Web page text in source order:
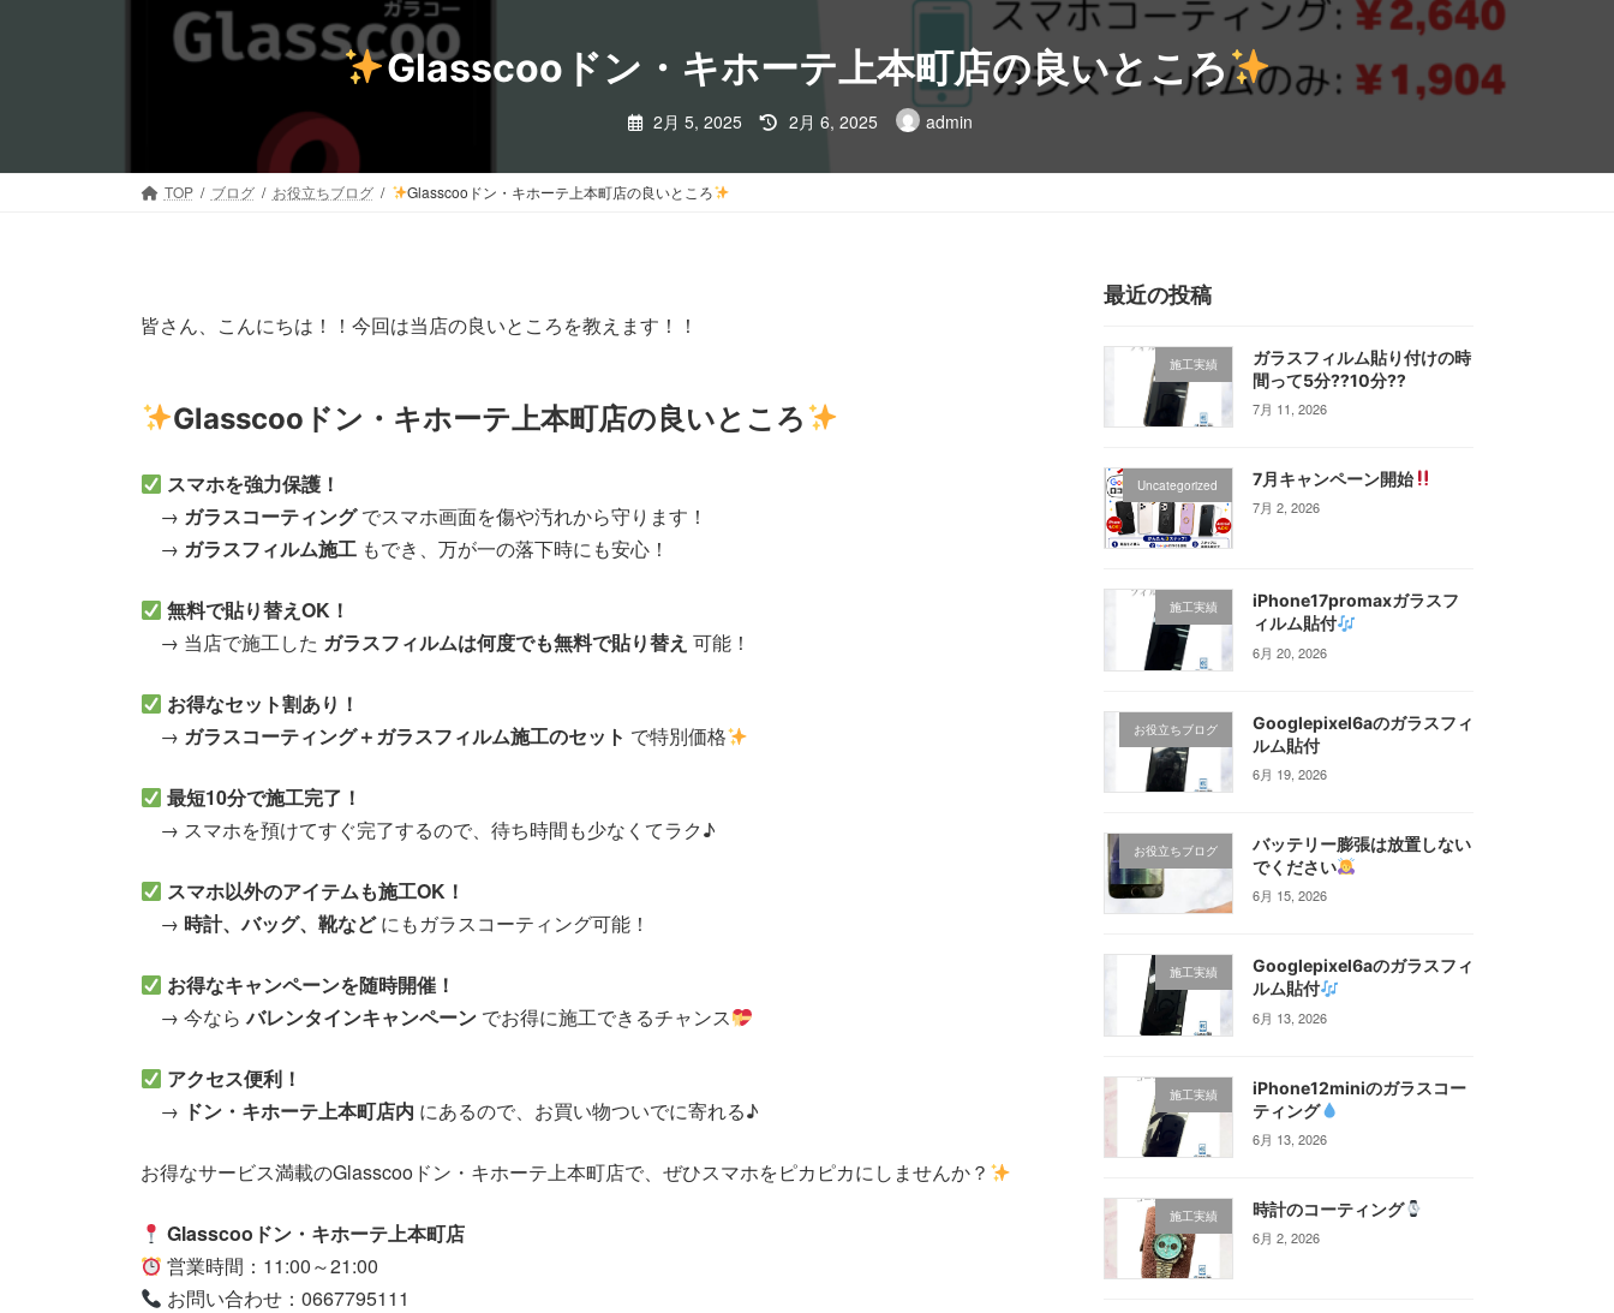
TOP料金・サービスお役立ちブログアクセスお問い合わせ 電話で相談
Glasscooドン・キホーテ上本町店の良いところ
2月 5, 2025 最
終
日
2月 6, 2025 admin
TOP ブログ お役立ちブログ Glasscooドン・キホーテ上本町店の良いところ
皆さん、こんにちは！！今回は当店の良いところを教えます！！
Glasscooドン・キホーテ上本町店の良いところ
スマホを強力保護！
→ ガラスコーティングでスマホ画面を傷や汚れから守ります！
→ ガラスフィルム施工 もでき、万が一の落下時にも安心！
無料で貼り替えOK！
→ 当店で施工した ガラスフィルムは何度でも無料で貼り替え 可能！
お得なセット割あり！
→ ガラスコーティング＋ガラスフィルム施工のセット で特別価格
最短10分で施工完了！
→ スマホを預けてすぐ完了するので、待ち時間も少なくてラク♪
スマホ以外のアイテムも施工OK！
→ 時計、バッグ、靴などにもガラスコーティング可能！
お得なキャンペーンを随時開催！
→ 今ならバレンタインキャンペーン でお得に施工できるチャンス
アクセス便利！
→ ドン・キホーテ上本町店内 にあるので、お買い物ついでに寄れる♪
お得なサービス満載のGlasscooドン・キホーテ上本町店で、ぜひスマホをピカピカにしませんか？
Glasscooドン・キホーテ上本町店
営業時間：11:00～21:00
お問い合わせ：0667795111
最近の投稿
施工実績
ガラスフィルム貼り付けの時
間って5分⁇10分⁇
7月 11, 2026
Uncategorized 7月キャンペーン開始
7月 2, 2026
施工実績
iPhone17promaxガラスフ
ィルム貼付
6月 20, 2026
お役立ちブログ
Googlepixel6aのガラスフィ
ルム貼付
6月 19, 2026
お役立ちブログ
バッテリー膨張は放置しない
でください
6月 15, 2026
施工実績
Googlepixel6aのガラスフィ
ルム貼付
6月 13, 2026
施工実績
iPhone12miniのガラスコー
ティング‪
6月 13, 2026
施工実績 時計のコーティング
6月 2, 2026